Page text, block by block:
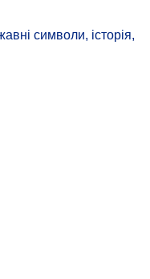
символи, історія,